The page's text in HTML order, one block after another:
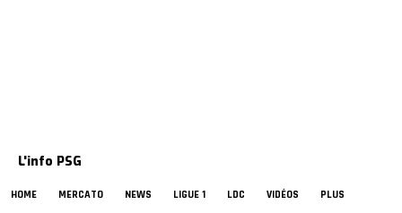
L'info PSG
HOME MERCATO NEWS LIGUE 1 LDC VIDÉOS PLUS